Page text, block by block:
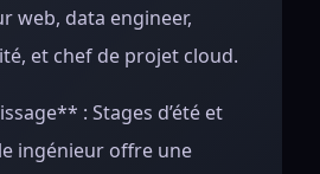
web, data engineer,
et chef de projet cloud.
: Stages d’été et
ingénieur offre une